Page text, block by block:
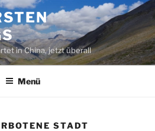
in China, jetzt überall
Menü
STADT